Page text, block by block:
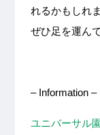
れるかもしれ
ぜひ足を運ん
– Information –
ユニバーサル